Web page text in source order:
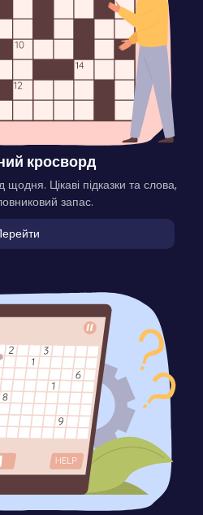
кросворд
Цікаві підказки та слова,
запас.